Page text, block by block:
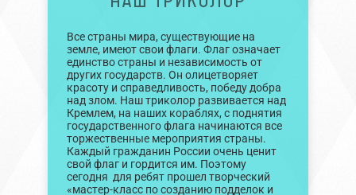
Все страны мира, существующие на
земле, имеют свои флаги. Флаг означает
единство страны и независимость от
других государств. Он олицетворяет
красоту и справедливость, победу добра
над злом. Наш триколор развивается над
Кремлем, на наших кораблях, с поднятия
государственного флага начинаются все
торжественные мероприятия страны.
Каждый гражданин России очень ценит
свой флаг и гордится им. Поэтому
сегодня для ребят прошел творческий
«мастер-класс по созданию подделок и